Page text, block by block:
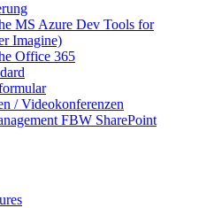
MS Azure Dev Tools for
Imagine)
Office 365
/ Videokonferenzen
FBW SharePoint